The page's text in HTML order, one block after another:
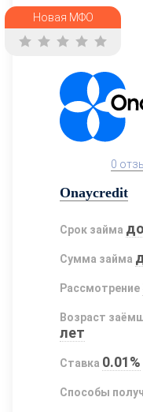
Новая МФО
0
Onaycredit
Срок займа
Сумма займа
Рассмотрение
Возраст
лет
Ставка 0.01%
Способы